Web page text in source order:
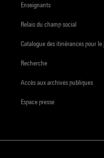
Enseignants
Relais du champ social
Catalogue des itinérances pour
Recherche
Accès aux archives publiques
Espace presse